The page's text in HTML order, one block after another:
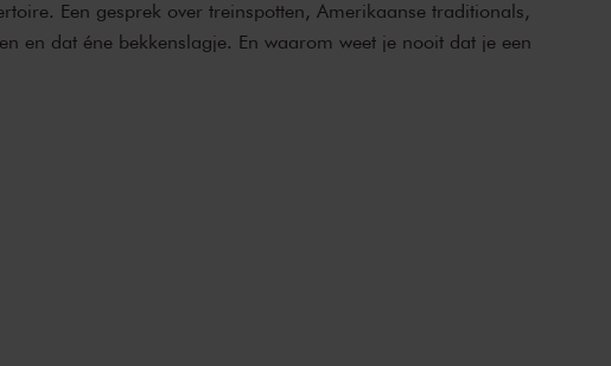
Een gesprek over treinspotten, Amerikaanse traditionals,
en dat éne bekkenslagje. En waarom weet je nooit dat je een